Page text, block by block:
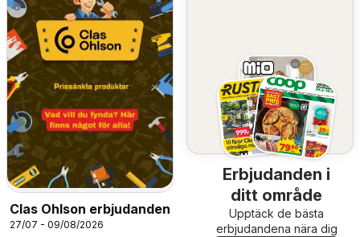
Clas Ohlson erbjudanden
27/07 - 09/08/2026
Erbjudanden i
ditt område
Upptäck de bästa
erbjudandena nära dig